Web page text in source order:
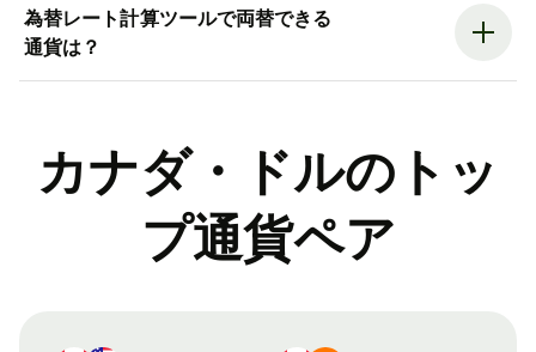
為替レート計算ツールで両替できる
通貨は？
カナダ・ドルのトッ
プ通貨ペア